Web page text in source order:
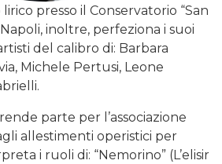
presso il Conservatorio “San
inoltre, perfeziona i suoi
del calibro di: Barbara
Michele Pertusi, Leone
parte per l’associazione
allestimenti operistici per
i ruoli di: “Nemorino” (L’elisir